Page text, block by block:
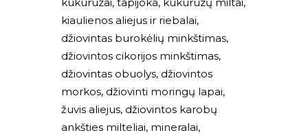
kiaulienos aliejus ir riebalai,
džiovintas burokėlių minkštimas,
džiovintos cikorijos minkštimas,
džiovintas obuolys, džiovintos
morkos, džiovinti moringų lapai,
žuvis aliejus, džiovintos karobų
ankšties milteliai, mineralai,